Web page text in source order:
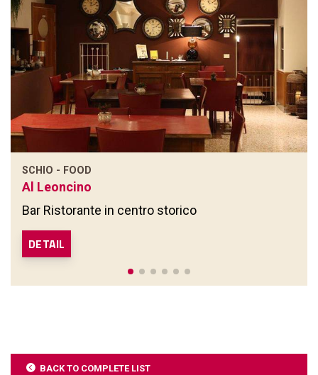
SCHIO - FOOD
Al Leoncino
Bar Ristorante in centro storico
DETAIL
BACK TO COMPLETE LIST